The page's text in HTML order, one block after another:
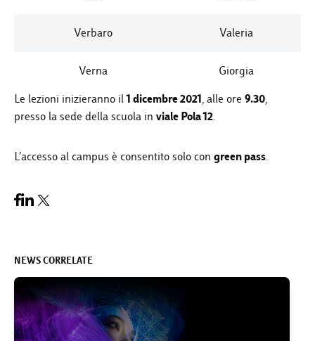
Verbaro Valeria
Verna
Giorgia
Le lezioni inizieranno il1 dicembre 2021, alle ore 9.30,
presso la sede della scuola in viale Pola 12.
L’accesso al campus è consentito solo con green pass.
NEWS CORRELATE